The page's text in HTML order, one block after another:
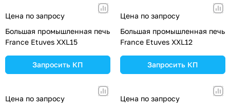
Цена по запросу
Большая промышленная печь
France Etuves XXL15
Запросить КП
Цена по запросу
Большая промышленная печь
France Etuves XXL12
Запросить КП
Цена по запросу
Цена по запросу